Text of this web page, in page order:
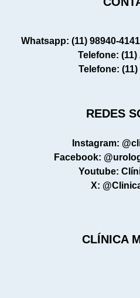
CLÍNICA
Whatsapp: (11) 98940-
Telefone: (11)
Telefone: (11)
REDES
Instagram:
Facebook:
Youtube:
X: